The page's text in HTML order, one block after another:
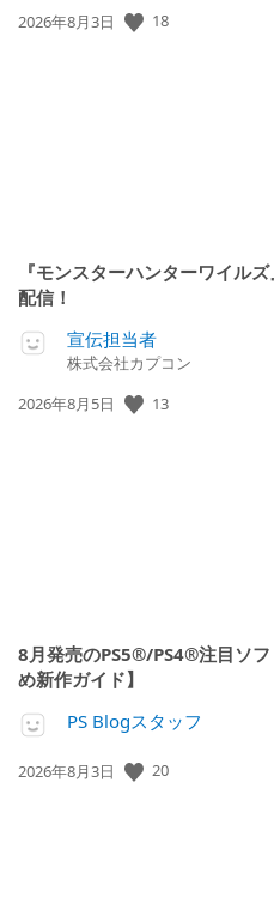
公
2026年8月3日 18
『モンスターハンターワイル
配信！
宣伝担当者
株式会社カプコン
公
2026年8月5日 13
8月発売のPS5®/PS4®注目ソ
め新作ガイド】
PS Blogスタッフ
公
2026年8月3日 20